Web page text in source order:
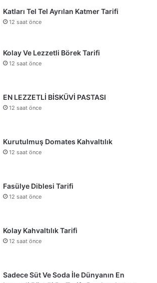
Katları Tel Tel Ayrılan Katmer Tarifi
12 saat önce
Kolay Ve Lezzetli Börek Tarifi
12 saat önce
EN LEZZETLİ BİSKÜVİ PASTASI
12 saat önce
Kurutulmuş Domates Kahvaltılık
12 saat önce
Fasülye Diblesi Tarifi
12 saat önce
Kolay Kahvaltılık Tarifi
12 saat önce
Sadece Süt Ve Soda İle Dünyanın En